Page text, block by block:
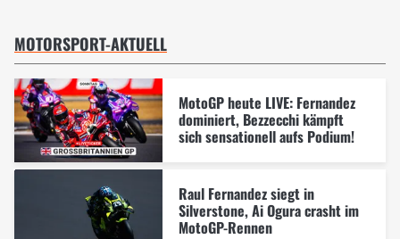
MOTORSPORT-AKTUELL
MotoGP heute LIVE: Fernandez
dominiert, Bezzecchi kämpft
sich sensationell aufs Podium!
Raul Fernandez siegt in
Silverstone, Ai Ogura crasht im
MotoGP-Rennen